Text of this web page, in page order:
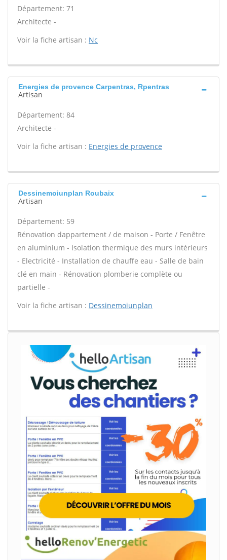
Département: 71
Architecte -
Voir la fiche artisan : Nc
Energies de provence Carpentras, Rpentras
Artisan
Département: 84
Architecte -
Voir la fiche artisan : Energies de provence
Dessinemoiunplan Roubaix
Artisan
Département: 59
Rénovation dappartement / de maison - Porte / Fenêtre
en aluminium - Isolation thermique des murs intérieurs
- Electricité - Installation de chauffe eau - Salle de bain
clé en main - Rénovation plomberie complète ou
partielle -
Voir la fiche artisan : Dessinemoiunplan